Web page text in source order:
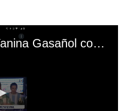
El mal momento de Yanina Gasañol con un hincha argentino en "Subrayado"